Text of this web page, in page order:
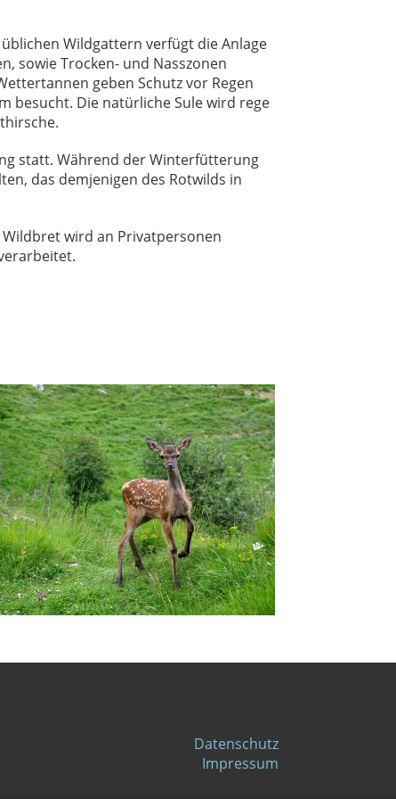
Wildgattern verfügt die Anlage
sowie Trocken- und Nasszonen
geben Schutz vor Regen
besucht. Die natürliche Sule wird rege
statt. Während der Winterfütterung
das demjenigen des Rotwilds in
wird an Privatpersonen
Datenschutz
Impressum